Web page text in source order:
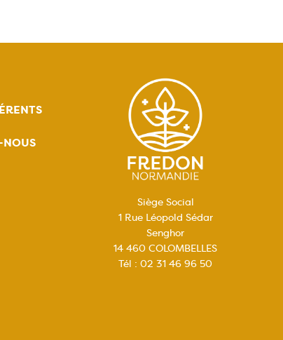
Siège Social
1 Rue Léopold Sédar
Senghor
14 460 COLOMBELLES
Tél : 02 31 46 96 50